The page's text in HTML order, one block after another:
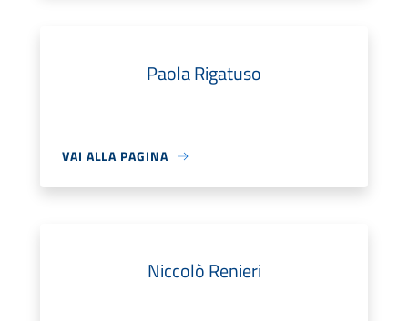
Paola Rigatuso
VAI ALLA PAGINA
Niccolò Renieri